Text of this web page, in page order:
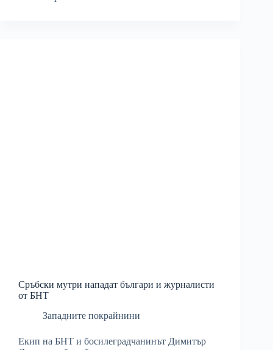
Сръбски мутри нападат българи и журналисти
от БНТ
Западните покрайнини
Екип на БНТ и босилеградчанинът Димитър